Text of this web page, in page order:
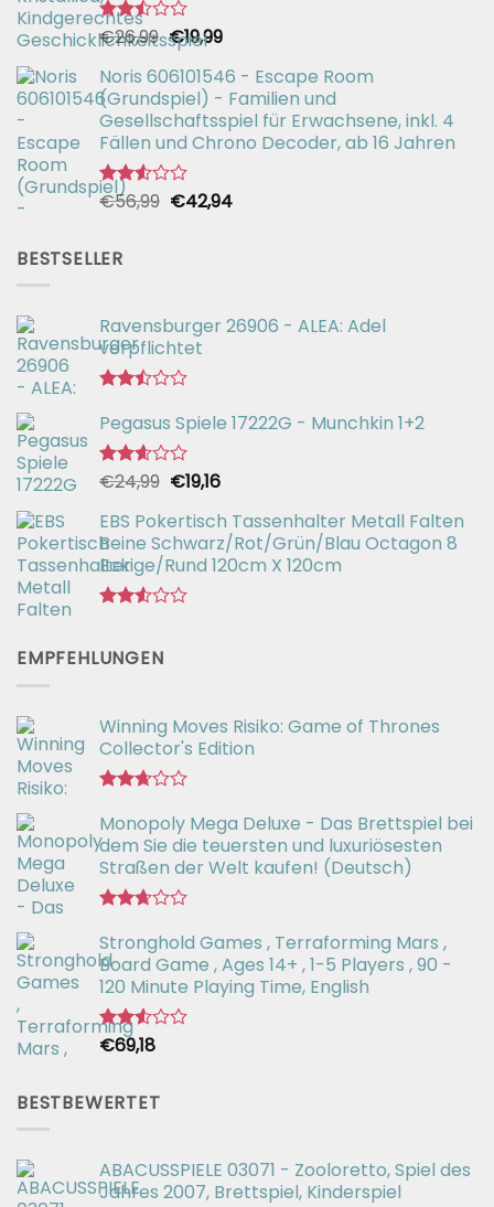
Bewertet
mit
2.49
von 5
€26,99 Ursprünglicher
Preis
war:
€26,99
€19,99Aktueller
ist:
€19,99.
Noris 606101546 - Escape Room
(Grundspiel) - Familien und
Gesellschaftsspiel für Erwachsene, inkl. 4
Fällen und Chrono Decoder, ab 16 Jahren
Bewertet
von 5
€56,99 Ursprünglicher
€42,94Aktueller
BESTSELLER
Ravensburger 26906 - ALEA: Adel
verpflichtet
mit
2.49
von 5
Pegasus Spiele 17222G - Munchkin 1+2
Bewertet
2.57
von 5
€24,99 Ursprünglicher
war:
€24,99
€19,16Aktueller
ist:
€19,16.
EBS Pokertisch Tassenhalter Metall Falten
Beine Schwarz/Rot/Grün/Blau Octagon 8
Eckige/Rund 120cm X 120cm
2.51
EMPFEHLUNGEN
Winning Moves Risiko: Game of Thrones
Collector's Edition
mit
2.66
von 5
Monopoly Mega Deluxe - Das Brettspiel bei
dem Sie die teuersten und luxuriösesten
Straßen der Welt kaufen! (Deutsch)
mit
2.64
von 5
Stronghold Games , Terraforming Mars ,
Board Game , Ages 14+ , 1-5 Players , 90 -
120 Minute Playing Time, English
Bewertet
von 5
€69,18
BESTBEWERTET
ABACUSSPIELE 03071 - Zooloretto, Spiel des
Jahres 2007, Brettspiel, Kinderspiel